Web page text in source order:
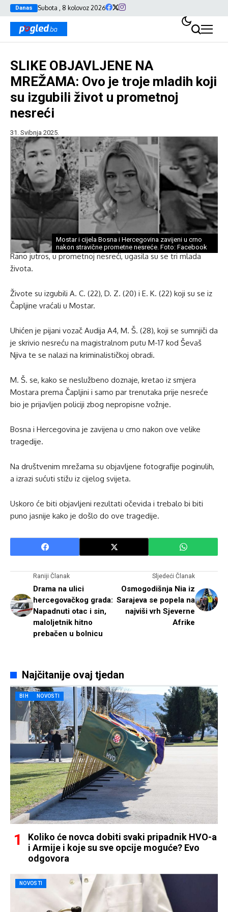
Danas Subota , 8 kolovoz 2026
SLIKE OBJAVLJENE NA
MREŽAMA: Ovo je troje mladih koji
su izgubili život u prometnoj
nesreći
31. Svibnja 2025.
Mostar i cijela Bosna i Hercegovina zavijeni u crno
nakon stravične prometne nesreće. Foto: Facebook
Rano jutros, u prometnoj nesreći, ugasila su se tri mlada
života.
Živote su izgubili A. C. (22), D. Z. (20) i E. K. (22) koji su se iz
Čapljine vraćali u Mostar.
Uhićen je pijani vozač Audija A4, M. Š. (28), koji se sumnjiči da
je skrivio nesreću na magistralnom putu M-17 kod Ševaš
Njiva te se nalazi na kriminalističkoj obradi.
M. Š. se, kako se neslužbeno doznaje, kretao iz smjera
Mostara prema Čapljini i samo par trenutaka prije nesreće
bio je prijavljen policiji zbog nepropisne vožnje.
Bosna i Hercegovina je zavijena u crno nakon ove velike
tragedije.
Na društvenim mrežama su objavljene fotografije poginulih,
a izrazi sućuti stižu iz cijelog svijeta.
Uskoro će biti objavljeni rezultati očevida i trebalo bi biti
puno jasnije kako je došlo do ove tragedije.
Raniji Članak
Drama na ulici
hercegovačkog grada:
Napadnuti otac i sin,
maloljetnik hitno
prebačen u bolnicu
Sljedeći Članak
Osmogodišnja Nia iz
Sarajeva se popela na
najviši vrh Sjeverne
Afrike
Najčitanije ovaj tjedan
BIH NOVOSTI
Koliko će novca dobiti svaki pripadnik HVO-a
i Armije i koje su sve opcije moguće? Evo
odgovora
NOVOSTI